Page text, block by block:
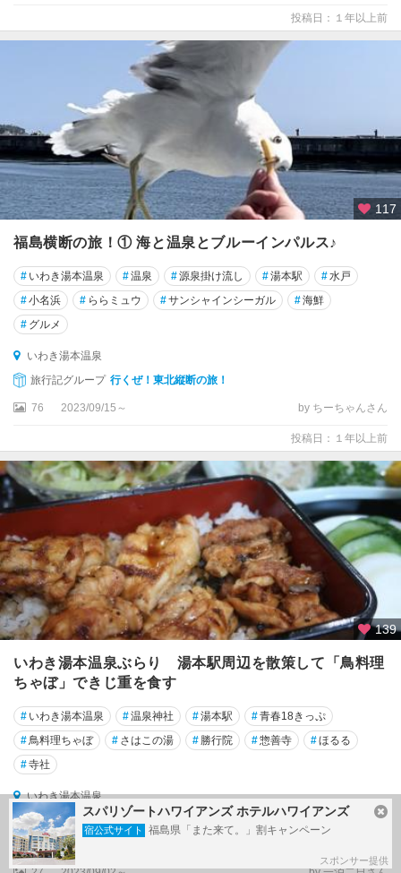
投稿日：１年以上前
117
福島横断の旅！① 海と温泉とブルーインパルス♪
# いわき湯本温泉 #温泉 #源泉掛け流し #湯本駅 #水戸
#小名浜 # ららミュウ #サンシャインシーガル #海鮮
# グルメ
いわき湯本温泉
旅行記グループ 行くぜ！東北縦断の旅！
76 2023/09/15～ by ちーちゃんさん
投稿日：１年以上前
139
いわき湯本温泉ぶらり 湯本駅周辺を散策して「鳥料理
ちゃぼ」できじ重を食す
# いわき湯本温泉 #温泉神社 #湯本駅 #青春18きっぷ
#鳥料理ちゃぼ # さはこの湯 # 勝行院 #惣善寺 #ほるる
#寺社
いわき湯本温泉
旅行記グループ
いわき湯本温泉でほっこり
旅行記スケジュール
スパリゾートハワイアンズ ホテルハワイアンズ
宿公式サイト 福島県「また来て。」割キャンペーン
スポンサー提供